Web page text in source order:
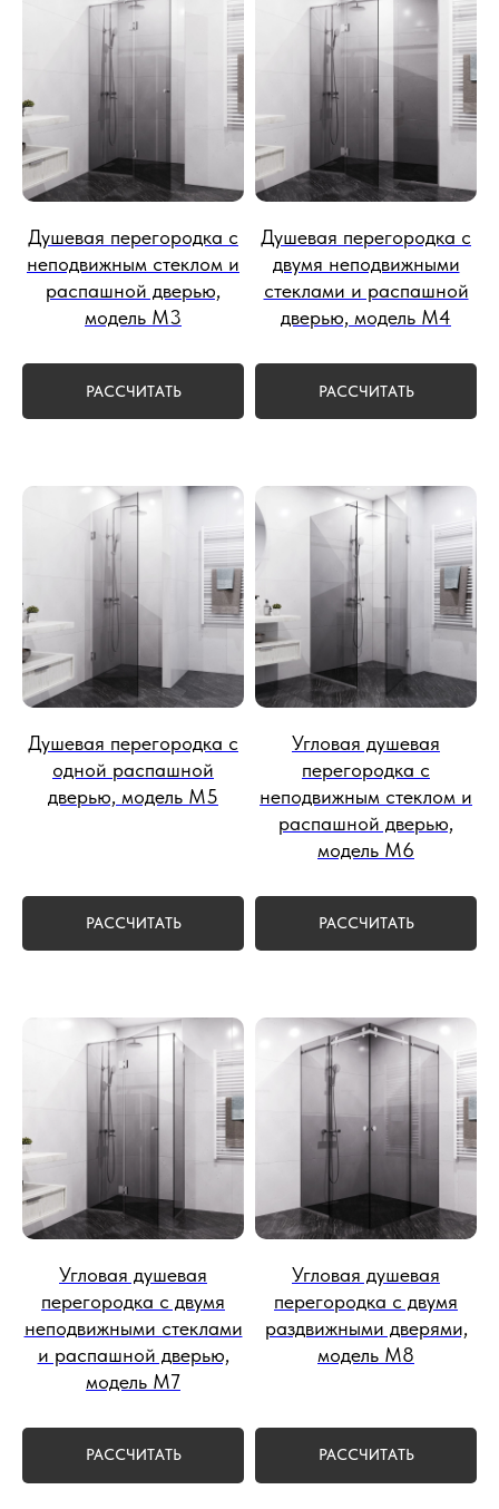
Душевая перегородка с
неподвижным стеклом и
распашной дверью,
модель М3
РАССЧИТАТЬ
Душевая перегородка с
двумя неподвижными
стеклами и распашной
дверью, модель М4
РАССЧИТАТЬ
Душевая перегородка с
одной распашной
дверью, модель М5
РАССЧИТАТЬ
Угловая душевая
перегородка с
неподвижным стеклом и
распашной дверью,
модель М6
РАССЧИТАТЬ
Угловая душевая
перегородка с двумя
неподвижными стеклами
и распашной дверью,
модель М7
РАССЧИТАТЬ
Угловая душевая
перегородка с двумя
раздвижными дверями,
модель М8
РАССЧИТАТЬ